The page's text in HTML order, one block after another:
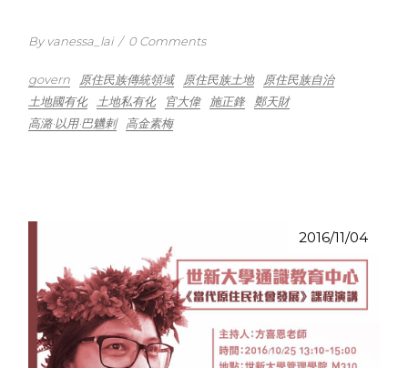
By vanessa_lai / 0 Comments
govern 原住民族傳統領域 原住民族土地
原住民族自治
土地國有化
土地私有化 官大偉 施正鋒
鄭天財
高潞·以用·巴魕剌
高金素梅
2016/11/04